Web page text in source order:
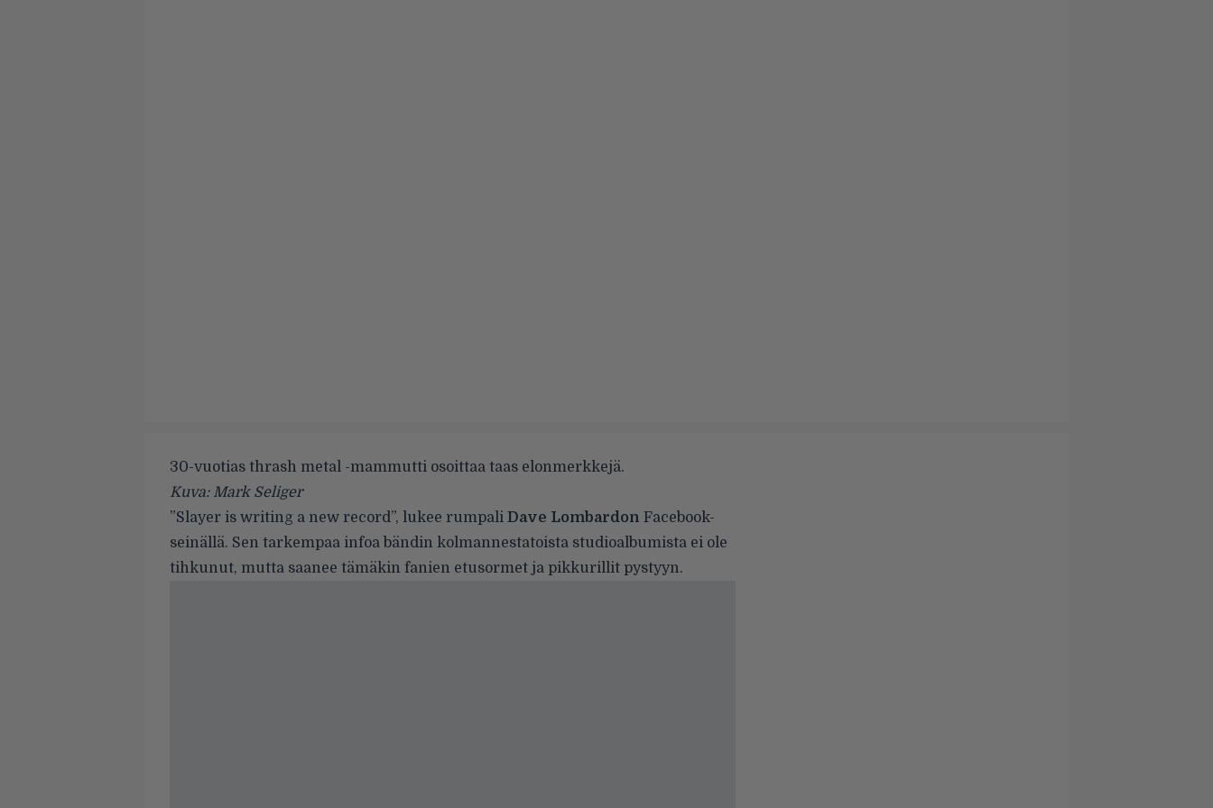
30-vuotias thrash metal -mammutti osoittaa taas elonmerkkejä.
Kuva: Mark Seliger
”Slayer is writing a new record”, lukee rumpali Dave Lombardon Facebook-
seinällä. Sen tarkempaa infoa bändin kolmannestatoista studioalbumista ei ole
tihkunut, mutta saanee tämäkin fanien etusormet ja pikkurillit pystyyn.